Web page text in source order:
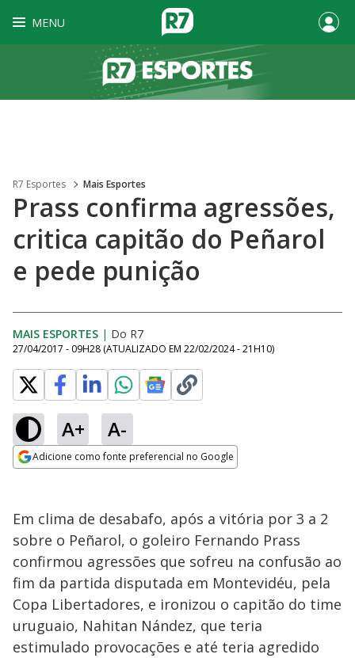
MENU
R7 Esportes Mais Esportes
Prass confirma agressões,
critica capitão do Peñarol
e pede punição
MAIS ESPORTES | Do R7
27/04/2017 - 09H28 (ATUALIZADO EM 22/02/2024 - 21H10)
A+ A-
Adicione como fonte preferencial no Google
Em clima de desabafo, após a vitória por 3 a 2
sobre o Peñarol, o goleiro Fernando Prass
confirmou agressões que sofreu na confusão ao
fim da partida disputada em Montevidéu, pela
Copa Libertadores, e ironizou o capitão do time
uruguaio, Nahitan Nández, que teria
estimulado provocações e até teria agredido